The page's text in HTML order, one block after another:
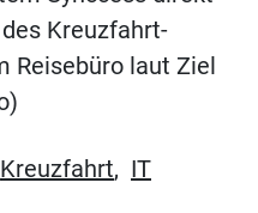
Kreuzfahrt-
Reisebüro laut Ziel
Kreuzfahrt, IT